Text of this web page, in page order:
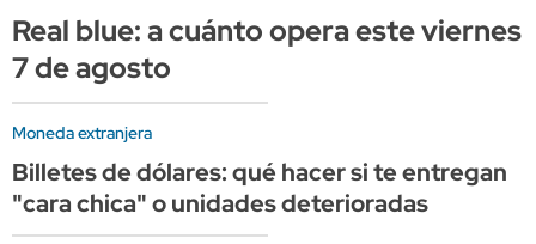
Real blue: a cuánto opera este viernes
7 de agosto
Moneda extranjera
Billetes de dólares: qué hacer si te entregan
"cara chica" o unidades deterioradas